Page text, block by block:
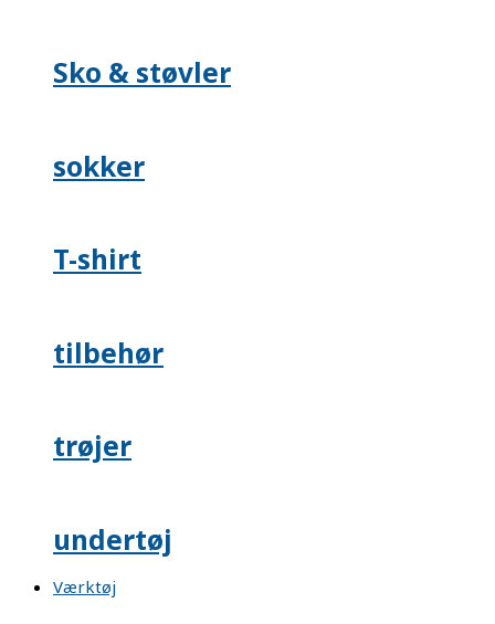
Sko & støvler
sokker
T-shirt
tilbehør
trøjer
undertøj
Værktøj